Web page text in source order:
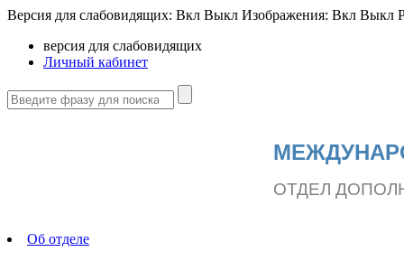
Версия для слабовидящих: Вкл Выкл Изображения: Вкл Выкл
версия для слабовидящих
Личный кабинет
ОТДЕЛ
Об отделе